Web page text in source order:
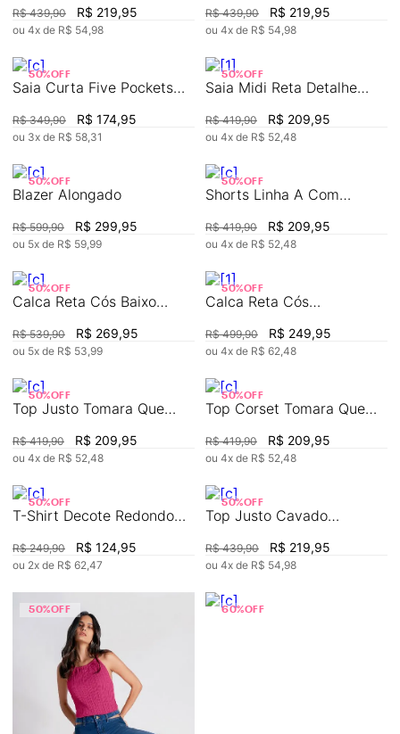
R$ 439,90 R$ 219,95
ou 4x de R$ 54 98
R$ 439,90 R$ 219,95
ou 4x de R$ 54 98
50%OFF
Saia Curta Five Pockets
R$ 349,90 R$ 174,95
ou 3x de R$ 58 31
50%OFF
Saia Midi Reta Detalhe
R$ 419,90 R$ 209,95
ou 4x de R$ 52 48
50%OFF
Blazer Alongado
R$ 599,90 R$ 299,95
ou 5x de R$ 59 99
50%OFF
Shorts Linha A Com
R$ 419,90 R$ 209,95
ou 4x de R$ 52 48
50%OFF
Calca Reta Cós Baixo
R$ 539,90 R$ 269,95
ou 5x de R$ 53 99
50%OFF
Calca Reta Cós
R$ 499,90 R$ 249,95
ou 4x de R$ 62 48
50%OFF
Top Justo Tomara Que
R$ 419,90 R$ 209,95
ou 4x de R$ 52 48
50%OFF
Top Corset Tomara Que
R$ 419,90 R$ 209,95
ou 4x de R$ 52 48
50%OFF
T-Shirt Decote Redondo
R$ 249,90 R$ 124,95
ou 2x de R$ 62 47
50%OFF
Top Justo Cavado
R$ 439,90 R$ 219,95
ou 4x de R$ 54 98
50%OFF 60%OFF